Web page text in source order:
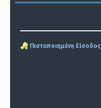
Πιστοποιημένη Είσοδος